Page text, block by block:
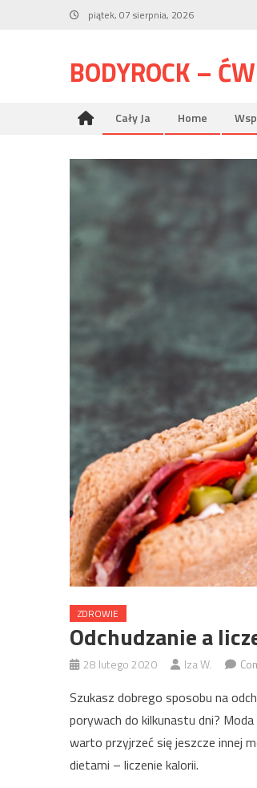
piątek, 07 sierpnia, 2026
BODYROCK –
Cały Ja Home
ZDROWIE
Odchudzanie a
28 lutego 2020 Iza W.
Szukasz dobrego sposobu na
porywach do kilkunastu dni?
warto przyjrzeć się jeszcze innej
dietami – liczenie kalorii.